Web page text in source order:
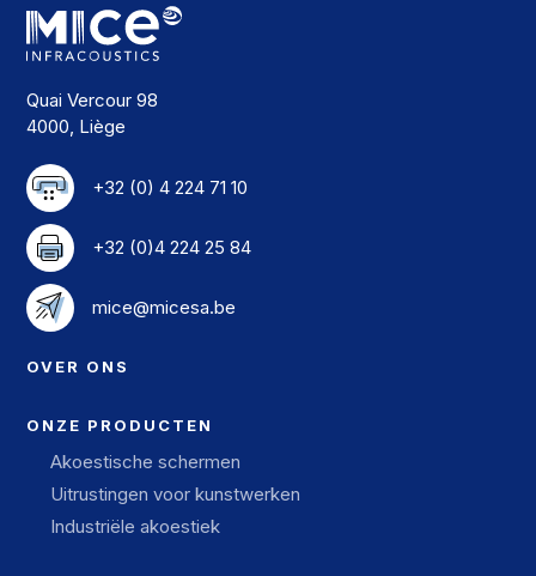
Quai Vercour 98
4000, Liège
+32 (0) 4 224 71 10
+32 (0)4 224 25 84
mice@micesa.be
OVER ONS
ONZE PRODUCTEN
Akoestische schermen
Uitrustingen voor kunstwerken
Industriële akoestiek